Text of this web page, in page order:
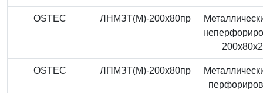
OSTEC ЛНМЗТ(М)-200x80пр
OSTEC ЛПМЗТ(М)-200x80пр